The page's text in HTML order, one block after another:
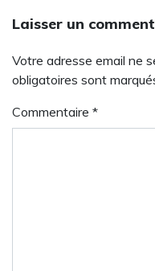
Laisser un
Votre adresse email ne
obligatoires sont
Commentaire *